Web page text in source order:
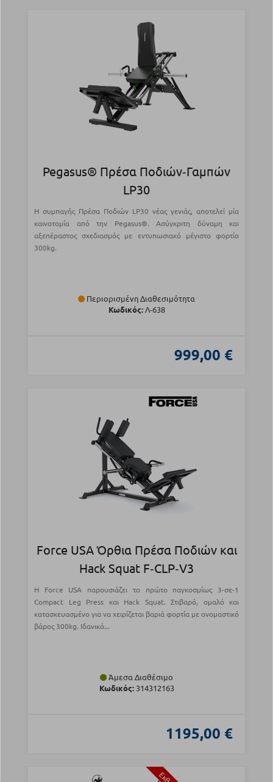
Pegasus® Πρέσα Ποδιών‑Γαμπών
LP30
Η συμπαγής Πρέσα Ποδιών LP30 νέας γενιάς, αποτελεί μία
καινοτομία από την Pegasus®. Ασύγκριτη δύναμη και
αξεπέραστος σχεδιασμός με εντυπωσιακό μέγιστο φορτίο
300kg.
Περιορισμένη Διαθεσιμότητα
Κωδικός:Λ-638
999,00 €
Force USA Όρθια Πρέσα Ποδιών και
Hack Squat F‑CLP‑V3
H Force USA παρουσιάζει το πρώτο παγκοσμίως 3-σε-1
Compact Leg Press και Hack Squat. Στιβαρό, ομαλό και
κατασκευασμένο για να χειρίζεται βαριά φορτία με ονομαστικό
βάρος 300kg. Ιδανικό...
Άμεσα Διαθέσιμο
Κωδικός:314312163
1195,00 €